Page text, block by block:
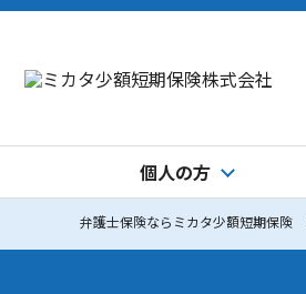
個人の方
弁護士保険ならミカタ少額短期保険